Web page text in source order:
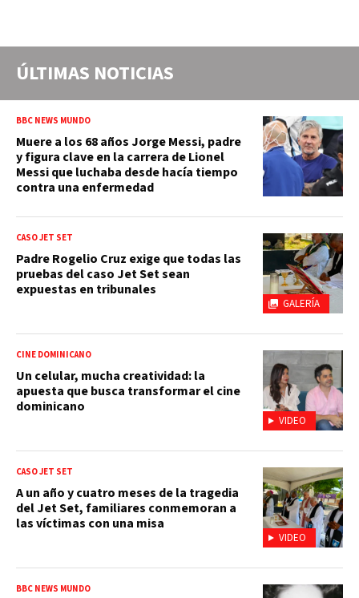
ÚLTIMAS NOTICIAS
BBC NEWS MUNDO
Muere a los 68 años Jorge Messi, padre
y figura clave en la carrera de Lionel
Messi que luchaba desde hacía tiempo
contra una enfermedad
GALERÍA
CASO JET SET
Padre Rogelio Cruz exige que todas las
pruebas del caso Jet Set sean
expuestas en tribunales
VIDEO
CINE DOMINICANO
Un celular, mucha creatividad: la
apuesta que busca transformar el cine
dominicano
VIDEO
CASO JET SET
A un año y cuatro meses de la tragedia
del Jet Set, familiares conmemoran a
las víctimas con una misa
BBC NEWS MUNDO